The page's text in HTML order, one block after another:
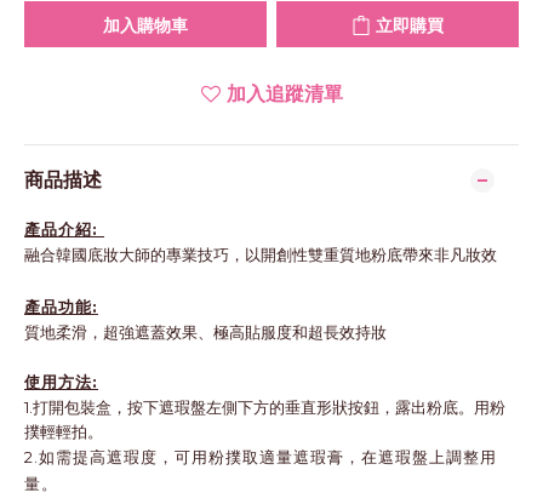
加入購物車 立即購買
加入追蹤清單
商品描述
產品介紹:
融合韓國底妝大師的專業技巧，以開創性雙重質地粉底帶來非凡妝效
產品功能:
質地柔滑，超強遮蓋效果、極高貼服度和超長效持妝
使用方法:
1.打開包裝盒，按下遮瑕盤左側下方的垂直形狀按鈕，露出粉底。用粉
撲輕輕拍。
2.如需提高遮瑕度，可用粉撲取適量遮瑕膏，在遮瑕盤上調整用
量。